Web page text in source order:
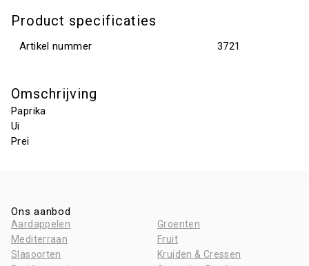
Product specificaties
Artikel nummer 3721
Omschrijving
Paprika
Ui
Prei
Ons aanbod
Aardappelen
Groenten
Mediterraan
Fruit
Slasoorten
Kruiden & Cressen